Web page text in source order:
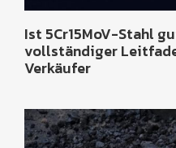
Ist 5Cr15MoV-Stahl
vollständiger
Verkäufer